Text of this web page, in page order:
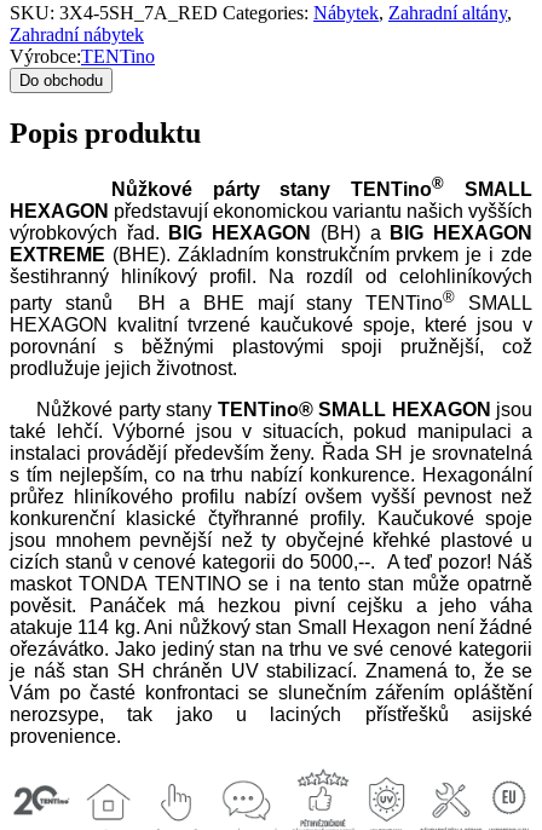
SKU: 3X4-5SH_7A_RED Categories: Nábytek, Zahradní altány,
Zahradní nábytek
Výrobce:TENTino
Do obchodu
Popis produktu
Nůžkové párty stany TENTino® SMALL
HEXAGON představují ekonomickou variantu našich vyšších
výrobkových řad.
BIG HEXAGON (BH) a
BIG HEXAGON
EXTREME (BHE). Základním konstrukčním prvkem je i zde
šestihranný hliníkový profil. Na rozdíl od celohliníkových
party stanů BH a BHE mají stany TENTino® SMALL
HEXAGON kvalitní tvrzené kaučukové spoje, které jsou v
porovnání s běžnými plastovými spoji pružnější, což
prodlužuje jejich životnost.
Nůžkové party stany TENTino® SMALL HEXAGON jsou
také lehčí. Výborné jsou v situacích, pokud manipulaci a
instalaci provádějí především ženy. Řada SH je srovnatelná
s tím nejlepším, co na trhu nabízí konkurence. Hexagonální
průřez hliníkového profilu nabízí ovšem vyšší pevnost než
konkurenční klasické čtyřhranné profily. Kaučukové spoje
jsou mnohem pevnější než ty obyčejné křehké plastové u
cizích stanů v cenové kategorii do 5000,--. A teď pozor! Náš
maskot TONDA TENTINO se i na tento stan může opatrně
pověsit. Panáček má hezkou pivní cejšku a jeho váha
atakuje 114 kg. Ani nůžkový stan Small Hexagon není žádné
ořezávátko. Jako jediný stan na trhu ve své cenové kategorii
je náš stan SH chráněn UV stabilizací. Znamená to, že se
Vám po časté konfrontaci se slunečním zářením opláštění
nerozsype, tak jako u laciných přístřešků asijské
provenience.